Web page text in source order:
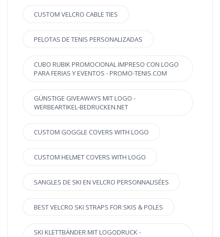
CUSTOM VELCRO CABLE TIES
PELOTAS DE TENIS PERSONALIZADAS
CUBO RUBIK PROMOCIONAL IMPRESO CON LOGO
PARA FERIAS Y EVENTOS - PROMO-TENIS.COM
GÜNSTIGE GIVEAWAYS MIT LOGO -
WERBEARTIKEL-BEDRUCKEN.NET
CUSTOM GOGGLE COVERS WITH LOGO
CUSTOM HELMET COVERS WITH LOGO
SANGLES DE SKI EN VELCRO PERSONNALISÉES
BEST VELCRO SKI STRAPS FOR SKIS & POLES
SKI KLETTBÄNDER MIT LOGODRUCK -